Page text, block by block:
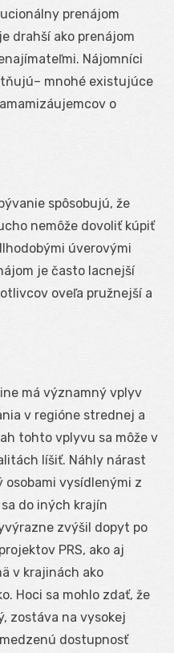
prenájom
drahší ako prenájom
Nájomníci
mnohé existujúce
o
spôsobujú, že
nemôže dovoliť kúpiť
úverovými
je často lacnejší
oveľa pružnejší a
má významný vplyv
v regióne strednej a
tohto vplyvu sa môže v
líšiť. Náhly nárast
osobami vysídlenými z
do iných krajín
zvýšil dopyt po
PRS, ako aj
v krajinách ako
Hoci sa mohlo zdať, že
zostáva na vysokej
dostupnosť